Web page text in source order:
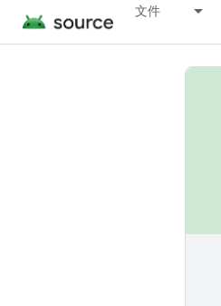
文件